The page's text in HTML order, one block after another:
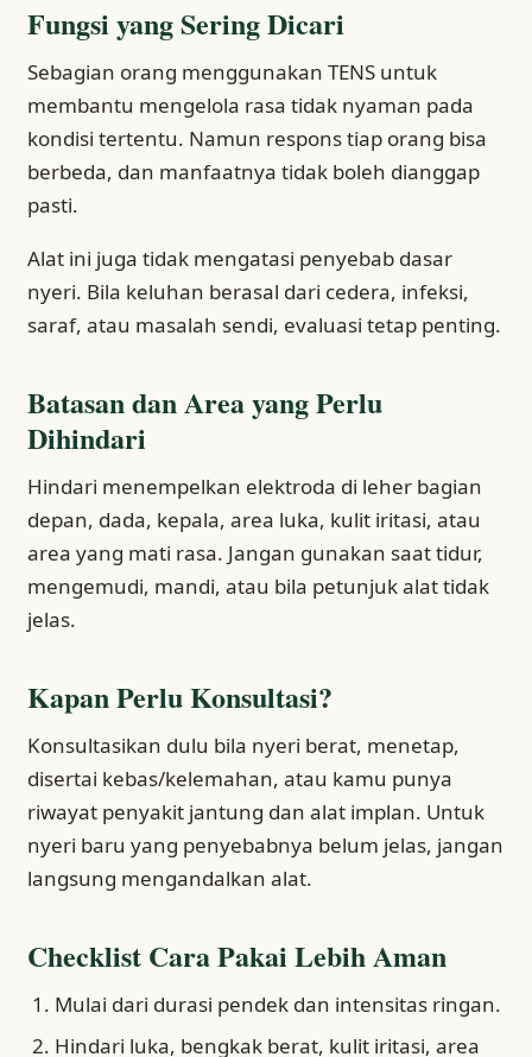
Fungsi yang Sering Dicari
Sebagian orang menggunakan TENS untuk
membantu mengelola rasa tidak nyaman pada
kondisi tertentu. Namun respons tiap orang bisa
berbeda, dan manfaatnya tidak boleh dianggap
pasti.
Alat ini juga tidak mengatasi penyebab dasar
nyeri. Bila keluhan berasal dari cedera, infeksi,
saraf, atau masalah sendi, evaluasi tetap penting.
Batasan dan Area yang Perlu
Dihindari
Hindari menempelkan elektroda di leher bagian
depan, dada, kepala, area luka, kulit iritasi, atau
area yang mati rasa. Jangan gunakan saat tidur,
mengemudi, mandi, atau bila petunjuk alat tidak
jelas.
Kapan Perlu Konsultasi?
Konsultasikan dulu bila nyeri berat, menetap,
disertai kebas/kelemahan, atau kamu punya
riwayat penyakit jantung dan alat implan. Untuk
nyeri baru yang penyebabnya belum jelas, jangan
langsung mengandalkan alat.
Checklist Cara Pakai Lebih Aman
Mulai dari durasi pendek dan intensitas ringan.
Hindari luka, bengkak berat, kulit iritasi, area